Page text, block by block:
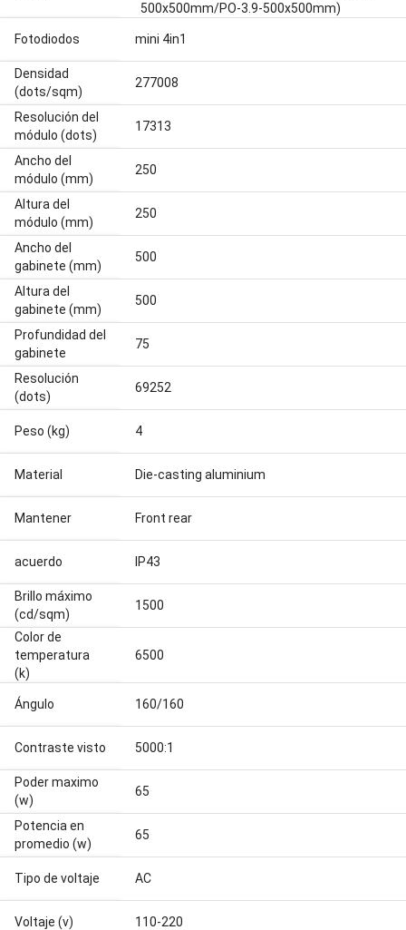
500x500mm/PO-3.9-500x500mm)
Fotodiodos mini 4in1
Densidad
(dots/sqm)
277008
Resolución del
módulo (dots)
17313
Ancho del
módulo (mm)
250
Altura del
módulo (mm)
250
Ancho del
gabinete (mm)
500
Altura del
gabinete (mm)
500
Profundidad del
gabinete
75
Resolución
(dots)
69252
Peso (kg) 4
Material Die-casting aluminium
Mantener Front rear
acuerdo IP43
Brillo máximo
(cd/sqm)
1500
Color de
temperatura
(k)
6500
Ángulo 160/160
Contraste visto 5000:1
Poder maximo
(w)
65
Potencia en
promedio (w)
65
Tipo de voltaje AC
Voltaje (v) 110-220